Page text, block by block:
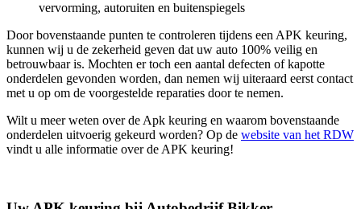
vervorming, autoruiten en buitenspiegels
Door bovenstaande punten te controleren tijdens een APK keuring,
kunnen wij u de zekerheid geven dat uw auto 100% veilig en
betrouwbaar is. Mochten er toch een aantal defecten of kapotte
onderdelen gevonden worden, dan nemen wij uiteraard eerst contact
met u op om de voorgestelde reparaties door te nemen.
Wilt u meer weten over de Apk keuring en waarom bovenstaande
onderdelen uitvoerig gekeurd worden? Op de website van het RDW
vindt u alle informatie over de APK keuring!